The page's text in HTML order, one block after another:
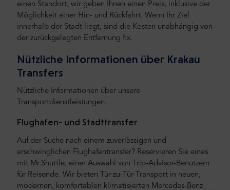
einen Standort, wir geben Ihnen einen Preis, inklusive der
Möglichkeit einer Hin- und Rückfahrt. Wenn Ihr Ziel
innerhalb der Stadt liegt, sind die Kosten unabhängig von
der zurückgelegten Entfernung fix.
Nützliche Informationen über Krakau
Transfers
Nützliche Informationen über unsere
Transportdienstleistungen.
Flughafen- und Stadttransfer
Auf der Suche nach einem zuverlässigen und
erschwinglichen Flughafentransfer? Reservieren Sie eines
mit Mr.Shuttle, einer Auswahl von Trip-Advisor-Benutzern
für Reisende. Wir bieten Tür-zu-Tür-Transport in neuen,
modernen, komfortablen klimatisierten Mercedes-Benz